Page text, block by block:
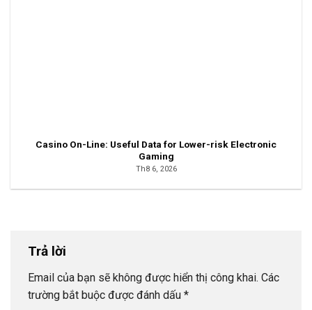
Casino On-Line: Useful Data for Lower-risk Electronic
Gaming
Th8 6, 2026
Trả lời
Email của bạn sẽ không được hiển thị công khai. Các
trường bắt buộc được đánh dấu *